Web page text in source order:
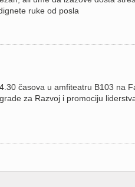
ruke od posla
časova u amfiteatru B103 na
za Razvoj i promociju